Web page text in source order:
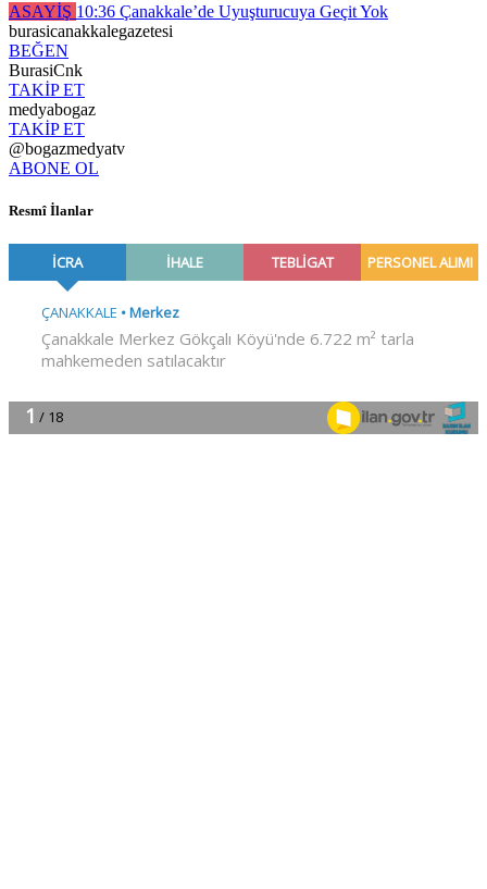
ASAYİŞ 10:36 Çanakkale’de Uyuşturucuya Geçit Yok
burasicanakkalegazetesi
BEĞEN
BurasiCnk
TAKİP ET
medyabogaz
TAKİP ET
@bogazmedyatv
ABONE OL
Resmî İlanlar